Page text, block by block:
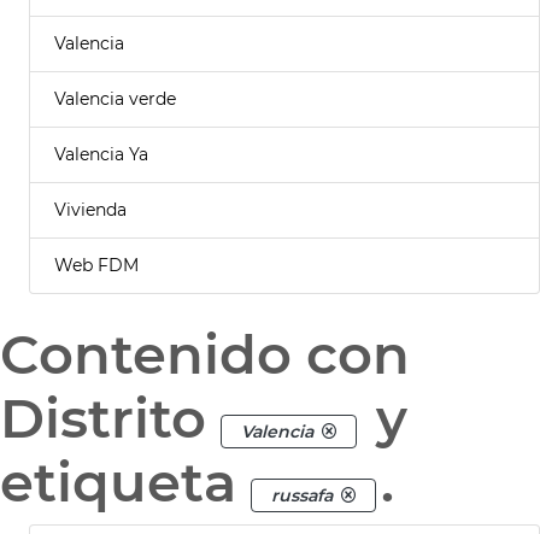
Valencia
Valencia verde
Valencia Ya
Vivienda
Web FDM
Contenido con
Distrito
Valencia
y
etiqueta
russafa .